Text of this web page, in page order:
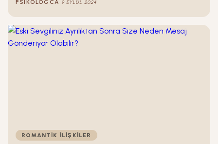
gözden geçirmelisiniz.
PSIKOLOGCA 9 EYLÜL 2024
ROMANTIK İLIŞKILER